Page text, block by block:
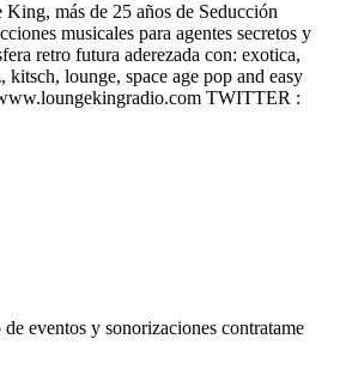
más de 25 años de Seducción
musicales para agentes secretos y
retro futura aderezada con: exotica,
lounge, space age pop and easy
TWITTER :
eventos y sonorizaciones contratame